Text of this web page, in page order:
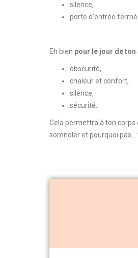
silence,
porte d’entrée
Eh bien pour le jour de
obscurité,
chaleur et confort,
silence,
sécurité.
Cela permettra à ton corps
somnoler et pourquoi pas…